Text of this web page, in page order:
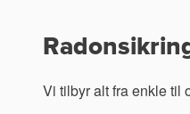
Vi tilbyr alt fra enkle til